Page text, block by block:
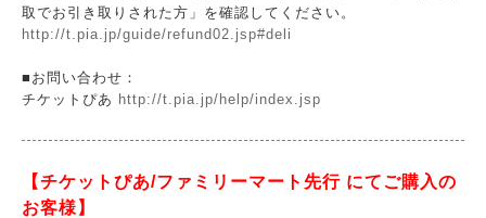
取でお引き取りされた方」を確認してください。
http://t.pia.jp/guide/refund02.jsp#deli
■お問い合わせ：
チケットぴあ http://t.pia.jp/help/index.jsp
【チケットぴあ/ファミリーマート先行 にてご購入の
お客様】